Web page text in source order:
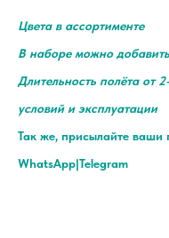
Цвета в ассортименте
В наборе можно
Длительность полёта от
условий и эксплуатации
Так же, присылайте
WhatsApp|Telegram